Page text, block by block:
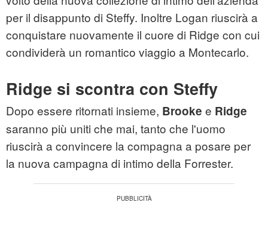
per il disappunto di Steffy. Inoltre Logan riuscirà a
conquistare nuovamente il cuore di Ridge con cui
condividerà un romantico viaggio a Montecarlo.
Ridge si scontra con Steffy
Dopo essere ritornati insieme, Brooke e Ridge
saranno più uniti che mai, tanto che l'uomo
riuscirà a convincere la compagna a posare per
la nuova campagna di intimo della Forrester.